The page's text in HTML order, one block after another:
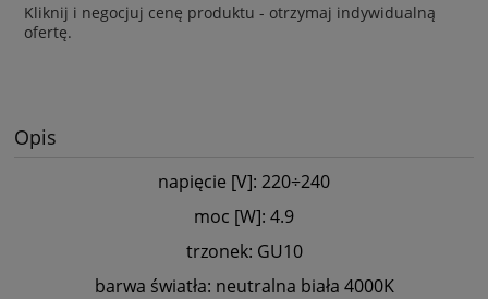
Kliknij i negocjuj cenę produktu - otrzymaj indywidualną
ofertę.
Opis
napięcie [V]: 220÷240
moc [W]: 4.9
trzonek: GU10
barwa światła: neutralna biała 4000K